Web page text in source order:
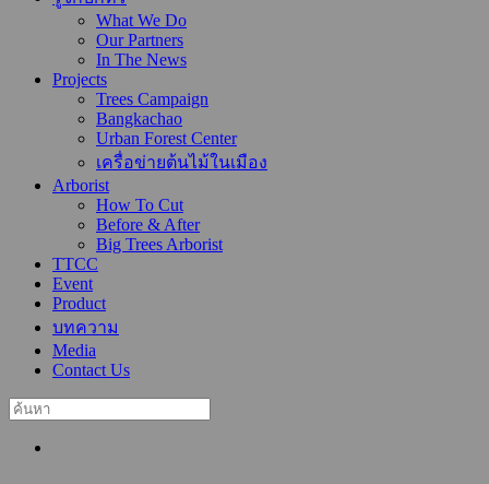
What We Do
Our Partners
In The News
Projects
Trees Campaign
Bangkachao
Urban Forest Center
เครื่อข่ายต้นไม้ในเมือง
Arborist
How To Cut
Before & After
Big Trees Arborist
TTCC
Event
Product
บทความ
Media
Contact Us